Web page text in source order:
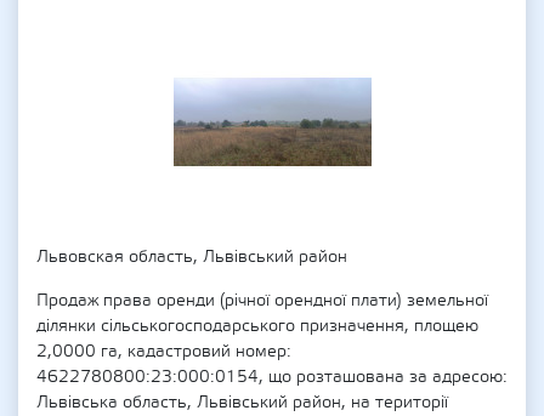
Львовская область, Львівський район
Продаж права оренди (річної орендної плати) земельної
ділянки сільськогосподарського призначення, площею
2,0000 га, кадастровий номер:
4622780800:23:000:0154, що розташована за адресою:
Львівська область, Львівський район, на території